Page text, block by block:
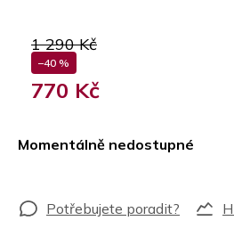
1 290 Kč
–40 %
770 Kč
Momentálně nedostupné